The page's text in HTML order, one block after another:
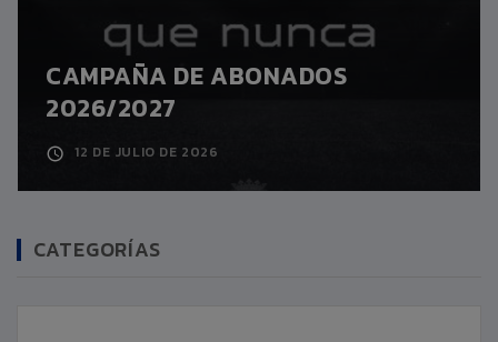
CAMPAÑA DE ABONADOS
2026/2027
12 DE JULIO DE 2026
CATEGORÍAS